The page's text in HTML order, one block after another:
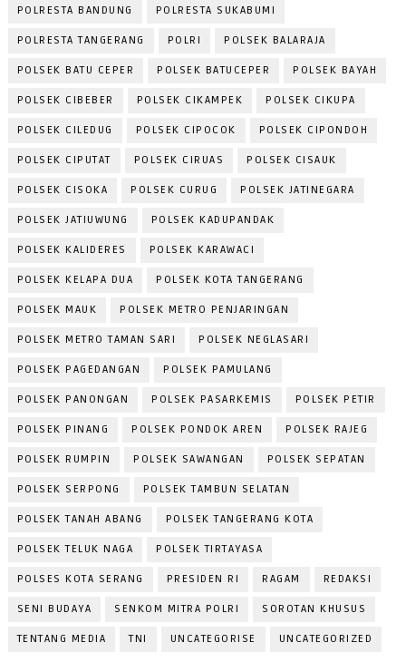
POLRESTA BANDUNG POLRESTA SUKABUMI
POLRESTA TANGERANG POLRI POLSEK BALARAJA
POLSEK BATU CEPER POLSEK BATUCEPER POLSEK BAYAH
POLSEK CIBEBER POLSEK CIKAMPEK POLSEK CIKUPA
POLSEK CILEDUG POLSEK CIPOCOK POLSEK CIPONDOH
POLSEK CIPUTAT POLSEK CIRUAS POLSEK CISAUK
POLSEK CISOKA POLSEK CURUG POLSEK JATINEGARA
POLSEK JATIUWUNG POLSEK KADUPANDAK
POLSEK KALIDERES POLSEK KARAWACI
POLSEK KELAPA DUA POLSEK KOTA TANGERANG
POLSEK MAUK POLSEK METRO PENJARINGAN
POLSEK METRO TAMAN SARI POLSEK NEGLASARI
POLSEK PAGEDANGAN POLSEK PAMULANG
POLSEK PANONGAN POLSEK PASARKEMIS POLSEK PETIR
POLSEK PINANG POLSEK PONDOK AREN POLSEK RAJEG
POLSEK RUMPIN POLSEK SAWANGAN POLSEK SEPATAN
POLSEK SERPONG POLSEK TAMBUN SELATAN
POLSEK TANAH ABANG POLSEK TANGERANG KOTA
POLSEK TELUK NAGA POLSEK TIRTAYASA
POLSES KOTA SERANG PRESIDEN RI RAGAM REDAKSI
SENI BUDAYA SENKOM MITRA POLRI SOROTAN KHUSUS
TENTANG MEDIA TNI UNCATEGORISE UNCATEGORIZED